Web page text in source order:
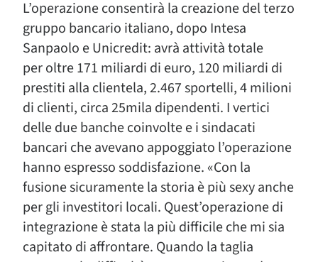
L’operazione consentirà la creazione del terzo
gruppo bancario italiano, dopo Intesa
Sanpaolo e Unicredit: avrà attività totale
per oltre 171 miliardi di euro, 120 miliardi di
prestiti alla clientela, 2.467 sportelli, 4 milioni
di clienti, circa 25mila dipendenti. I vertici
delle due banche coinvolte e i sindacati
bancari che avevano appoggiato l’operazione
hanno espresso soddisfazione. «Con la
fusione sicuramente la storia è più sexy anche
per gli investitori locali. Quest’operazione di
integrazione è stata la più difficile che mi sia
capitato di affrontare. Quando la taglia